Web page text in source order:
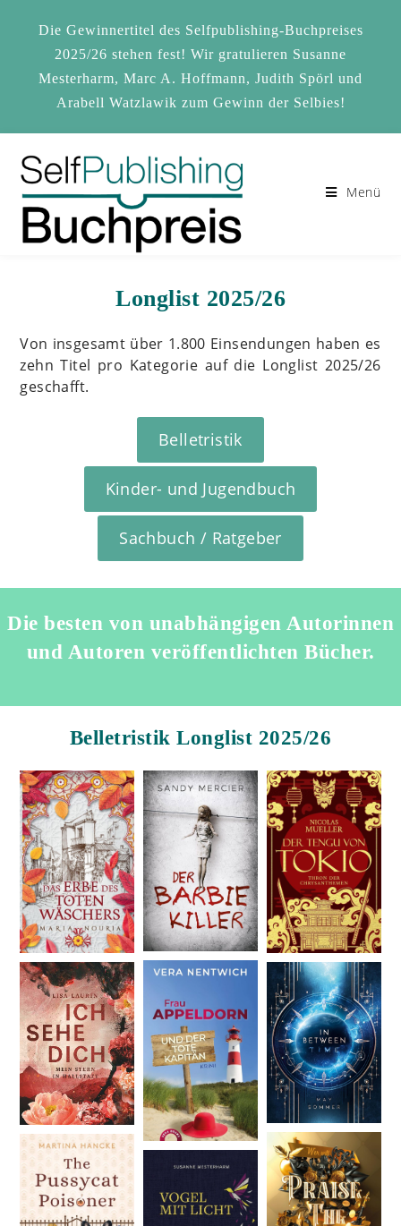
springen
Die Gewinnertitel des Selfpublishing-Buchpreises
2025/26 stehen fest! Wir gratulieren Susanne
Mesterharm, Marc A. Hoffmann, Judith Spörl und
Arabell Watzlawik zum Gewinn der Selbies!
Menü
Longlist 2025/26
Von insgesamt über 1.800 Einsendungen haben es
zehn Titel pro Kategorie auf die Longlist 2025/26
geschafft.
Belletristik
Kinder- und Jugendbuch
Sachbuch / Ratgeber
Die besten von unabhängigen Autorinnen
und Autoren veröffentlichten Bücher.
Belletristik Longlist 2025/26